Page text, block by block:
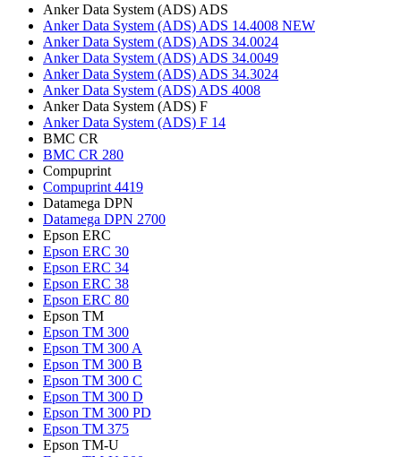
Anker Data System (ADS) ADS
Anker Data System (ADS) ADS 14.4008 NEW
Anker Data System (ADS) ADS 34.0024
Anker Data System (ADS) ADS 34.0049
Anker Data System (ADS) ADS 34.3024
Anker Data System (ADS) ADS 4008
Anker Data System (ADS) F
Anker Data System (ADS) F 14
BMC CR
BMC CR 280
Compuprint
Compuprint 4419
Datamega DPN
Datamega DPN 2700
Epson ERC
Epson ERC 30
Epson ERC 34
Epson ERC 38
Epson ERC 80
Epson TM
Epson TM 300
Epson TM 300 A
Epson TM 300 B
Epson TM 300 C
Epson TM 300 D
Epson TM 300 PD
Epson TM 375
Epson TM-U